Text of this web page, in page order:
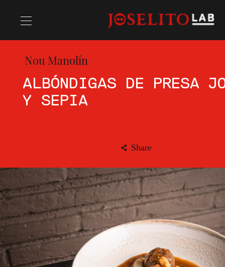
Recipes
Nou Manolín
ALBÓNDIGAS DE PRESA
Y SEPIA
Share